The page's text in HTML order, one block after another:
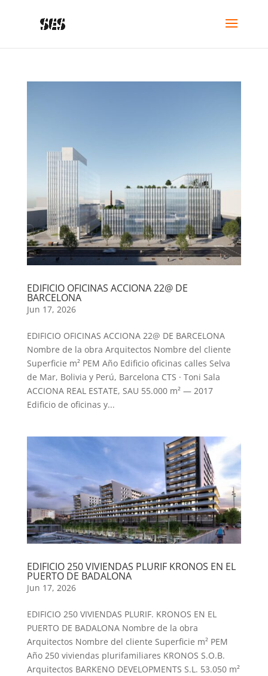
EDIFICIO OFICINAS ACCIONA 22@ DE
BARCELONA
Jun 17, 2026
EDIFICIO OFICINAS ACCIONA 22@ DE BARCELONA
Nombre de la obra Arquitectos Nombre del cliente
Superficie m² PEM Año Edificio oficinas calles Selva
de Mar, Bolivia y Perú, Barcelona CTS · Toni Sala
ACCIONA REAL ESTATE, SAU 55.000 m² — 2017
Edificio de oficinas y...
EDIFICIO 250 VIVIENDAS PLURIF KRONOS EN EL
PUERTO DE BADALONA
Jun 17, 2026
EDIFICIO 250 VIVIENDAS PLURIF. KRONOS EN EL
PUERTO DE BADALONA Nombre de la obra
Arquitectos Nombre del cliente Superficie m² PEM
Año 250 viviendas plurifamiliares KRONOS S.O.B.
Arquitectos BARKENO DEVELOPMENTS S.L. 53.050 m²